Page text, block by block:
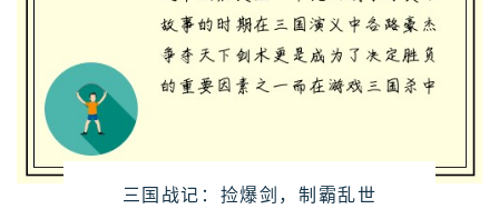
三国战记：捡爆剑，制霸乱世